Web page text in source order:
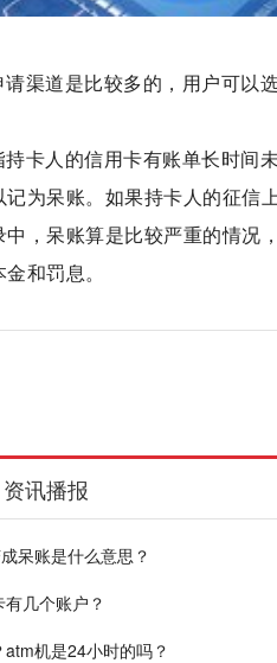
渠道是比较多的，用户可以
卡人的信用卡有账单长时间
为呆账。如果持卡人的征信
，呆账算是比较严重的情况
和罚息。
资讯播报
呆账是什么意思？
几个账户？
机是24小时的吗？